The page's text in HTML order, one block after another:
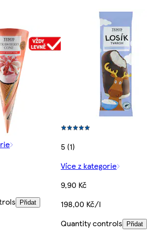
Přidat
5 (1)
Více z kategorie
9,90 Kč
198,00 Kč/l
Quantity controls
Přidat